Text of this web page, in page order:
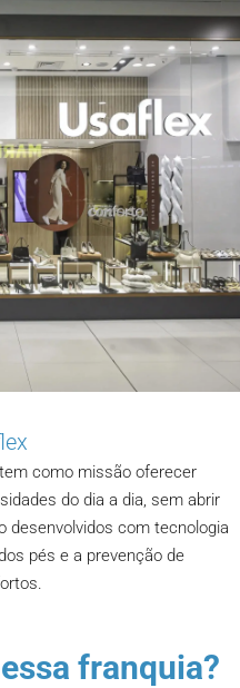
como missão oferecer
do dia a dia, sem abrir
desenvolvidos com tecnologia
pés e a prevenção de
franquia?